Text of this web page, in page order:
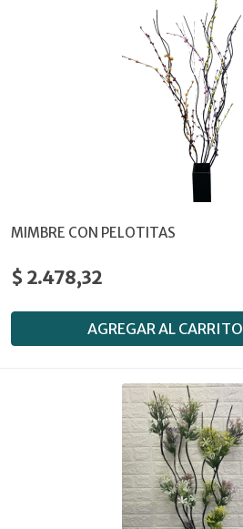
MIMBRE CON PELOTITAS
$ 2.478,32
AGREGAR AL CARRITO